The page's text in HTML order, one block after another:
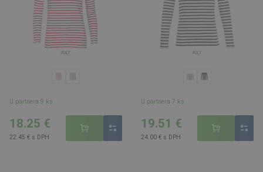
U partnera 9 ks
18.25 €
22.45 € s DPH
U partnera 7 ks
19.51 €
24.00 € s DPH